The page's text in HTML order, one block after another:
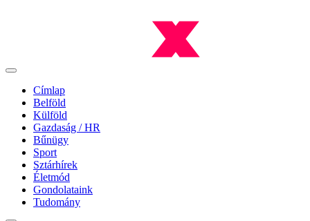
Címlap
Belföld
Külföld
Gazdaság / HR
Bűnügy
Sport
Sztárhírek
Életmód
Gondolataink
Tudomány